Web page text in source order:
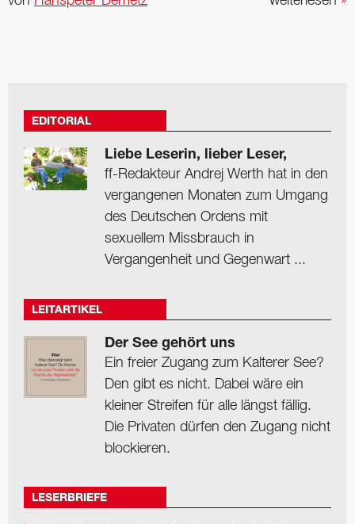
EDITORIAL
Liebe Leserin, lieber Leser,
ff-Redakteur Andrej Werth hat in den
vergangenen Monaten zum Umgang
des Deutschen Ordens mit
sexuellem Missbrauch in
Vergangenheit und Gegenwart ...
LEITARTIKEL
Der See gehört uns
Ein freier Zugang zum Kalterer See?
Den gibt es nicht. Dabei wäre ein
kleiner Streifen für alle längst fällig.
Die Privaten dürfen den Zugang nicht
blockieren.
LESERBRIEFE